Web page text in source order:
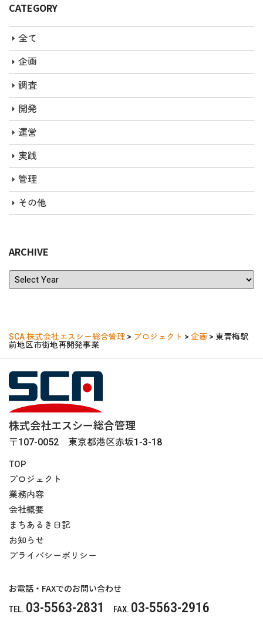
CATEGORY
全て
企画
調査
開発
運営
実践
管理
その他
ARCHIVE
ARCHIVE
SCA 株式会社エスシー総合管理 > プロジェクト > 企画 > 東青梅駅
前地区市街地再開発事業
株式会社エスシー総合管理
〒107-0052 東京都港区赤坂1-3-18
TOP
プロジェクト
業務内容
会社概要
まちあるき日記
お知らせ
プライバシーポリシー
お電話・FAXでのお問い合わせ
TEL. 03-5563-2831 FAX. 03-5563-2916